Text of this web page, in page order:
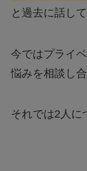
と過去に話して
今ではプライ
悩みを相談し
それでは2人に